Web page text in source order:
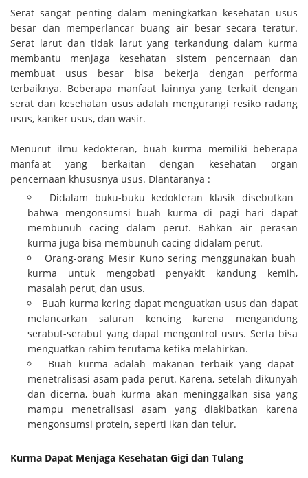
Serat sangat penting dalam meningkatkan kesehatan usus
besar dan memperlancar buang air besar secara teratur.
Serat larut dan tidak larut yang terkandung dalam kurma
membantu menjaga kesehatan sistem pencernaan dan
membuat usus besar bisa bekerja dengan performa
terbaiknya. Beberapa manfaat lainnya yang terkait dengan
serat dan kesehatan usus adalah mengurangi resiko radang
usus, kanker usus, dan wasir.
Menurut ilmu kedokteran, buah kurma memiliki beberapa
manfa'at yang berkaitan dengan kesehatan organ
pencernaan khususnya usus. Diantaranya :
Didalam buku-buku kedokteran klasik disebutkan
bahwa mengonsumsi buah kurma di pagi hari dapat
membunuh cacing dalam perut. Bahkan air perasan
kurma juga bisa membunuh cacing didalam perut.
Orang-orang Mesir Kuno sering menggunakan buah
kurma untuk mengobati penyakit kandung kemih,
masalah perut, dan usus.
Buah kurma kering dapat menguatkan usus dan dapat
melancarkan saluran kencing karena mengandung
serabut-serabut yang dapat mengontrol usus. Serta bisa
menguatkan rahim terutama ketika melahirkan.
Buah kurma adalah makanan terbaik yang dapat
menetralisasi asam pada perut. Karena, setelah dikunyah
dan dicerna, buah kurma akan meninggalkan sisa yang
mampu menetralisasi asam yang diakibatkan karena
mengonsumsi protein, seperti ikan dan telur.
Kurma Dapat Menjaga Kesehatan Gigi dan Tulang